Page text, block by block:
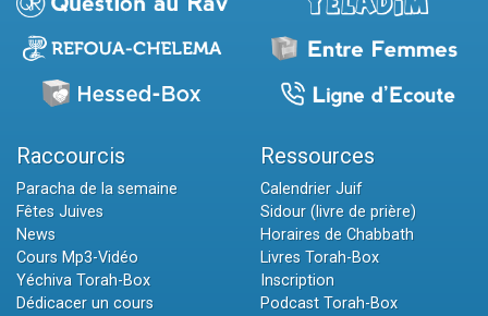
Raccourcis
Paracha de la semaine
Fêtes Juives
News
Cours Mp3-Vidéo
Yéchiva Torah-Box
Dédicacer un cours
Ressources
Calendrier Juif
Sidour (livre de prière)
Horaires de Chabbath
Livres Torah-Box
Inscription
Podcast Torah-Box